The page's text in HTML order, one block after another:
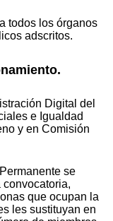
todos los órganos
adscritos.
Digital del
e Igualdad
y en Comisión
se
que ocupan la
les sustituyan en